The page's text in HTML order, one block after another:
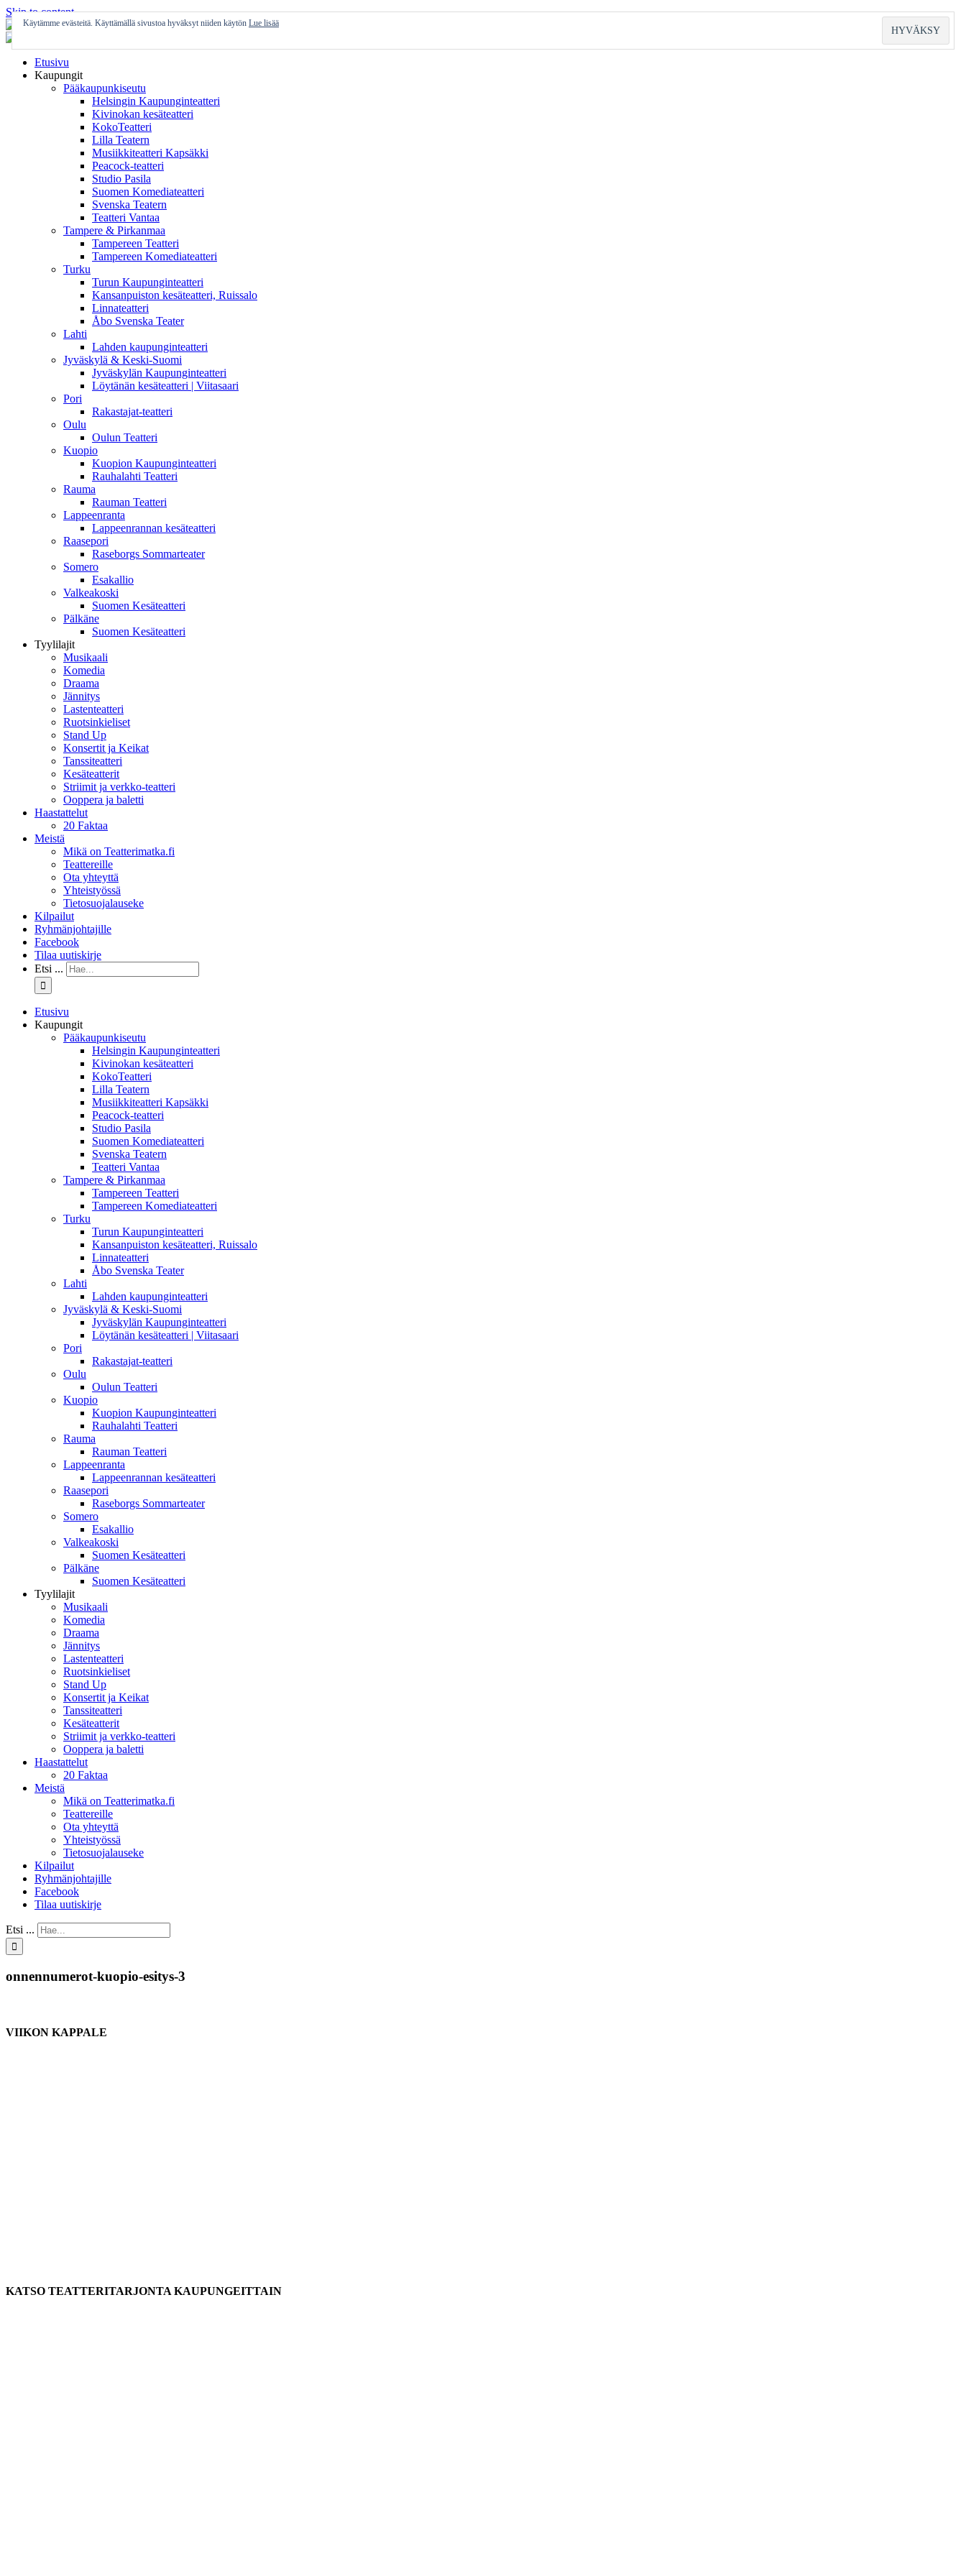
Skip to content
Etusivu
Kaupungit
Pääkaupunkiseutu
Helsingin Kaupunginteatteri
Kivinokan kesäteatteri
KokoTeatteri
Lilla Teatern
Musiikkiteatteri Kapsäkki
Peacock-teatteri
Studio Pasila
Suomen Komediateatteri
Svenska Teatern
Teatteri Vantaa
Tampere & Pirkanmaa
Tampereen Teatteri
Tampereen Komediateatteri
Turku
Turun Kaupunginteatteri
Kansanpuiston kesäteatteri, Ruissalo
Linnateatteri
Åbo Svenska Teater
Lahti
Lahden kaupunginteatteri
Jyväskylä & Keski-Suomi
Jyväskylän Kaupunginteatteri
Löytänän kesäteatteri | Viitasaari
Pori
Rakastajat-teatteri
Oulu
Oulun Teatteri
Kuopio
Kuopion Kaupunginteatteri
Rauhalahti Teatteri
Rauma
Rauman Teatteri
Lappeenranta
Lappeenrannan kesäteatteri
Raasepori
Raseborgs Sommarteater
Somero
Esakallio
Valkeakoski
Suomen Kesäteatteri
Pälkäne
Suomen Kesäteatteri
Tyylilajit
Musikaali
Komedia
Draama
Jännitys
Lastenteatteri
Ruotsinkieliset
Stand Up
Konsertit ja Keikat
Tanssiteatteri
Kesäteatterit
Striimit ja verkko-teatteri
Ooppera ja baletti
Haastattelut
20 Faktaa
Meistä
Mikä on Teatterimatka.fi
Teattereille
Ota yhteyttä
Yhteistyössä
Tietosuojalauseke
Kilpailut
Ryhmänjohtajille
Facebook
Tilaa uutiskirje
Etsi ...
Etusivu
Kaupungit
Pääkaupunkiseutu
Helsingin Kaupunginteatteri
Kivinokan kesäteatteri
KokoTeatteri
Lilla Teatern
Musiikkiteatteri Kapsäkki
Peacock-teatteri
Studio Pasila
Suomen Komediateatteri
Svenska Teatern
Teatteri Vantaa
Tampere & Pirkanmaa
Tampereen Teatteri
Tampereen Komediateatteri
Turku
Turun Kaupunginteatteri
Kansanpuiston kesäteatteri, Ruissalo
Linnateatteri
Åbo Svenska Teater
Lahti
Lahden kaupunginteatteri
Jyväskylä & Keski-Suomi
Jyväskylän Kaupunginteatteri
Löytänän kesäteatteri | Viitasaari
Pori
Rakastajat-teatteri
Oulu
Oulun Teatteri
Kuopio
Kuopion Kaupunginteatteri
Rauhalahti Teatteri
Rauma
Rauman Teatteri
Lappeenranta
Lappeenrannan kesäteatteri
Raasepori
Raseborgs Sommarteater
Somero
Esakallio
Valkeakoski
Suomen Kesäteatteri
Pälkäne
Suomen Kesäteatteri
Tyylilajit
Musikaali
Komedia
Draama
Jännitys
Lastenteatteri
Ruotsinkieliset
Stand Up
Konsertit ja Keikat
Tanssiteatteri
Kesäteatterit
Striimit ja verkko-teatteri
Ooppera ja baletti
Haastattelut
20 Faktaa
Meistä
Mikä on Teatterimatka.fi
Teattereille
Ota yhteyttä
Yhteistyössä
Tietosuojalauseke
Kilpailut
Ryhmänjohtajille
Facebook
Tilaa uutiskirje
Etsi ...
onnennumerot-kuopio-esitys-3
VIIKON KAPPALE
KATSO TEATTERITARJONTA KAUPUNGEITTAIN
Käytämme evästeitä. Käyttämällä sivustoa hyväksyt niiden käytön Lue lisää